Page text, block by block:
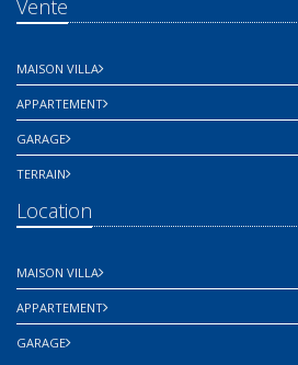
Vente
MAISON VILLA
APPARTEMENT
GARAGE
TERRAIN
Location
MAISON VILLA
APPARTEMENT
GARAGE